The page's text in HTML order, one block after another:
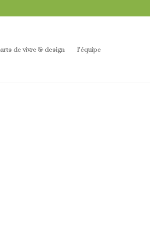
arts de vivre & design
l’équipe